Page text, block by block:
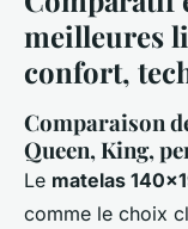
meilleures
confort,
Comparaison
Queen, King,
Le matelas
comme le choix